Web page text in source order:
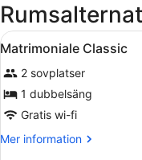
Öppna
alla
foton
för
Matrimoniale
Classic
4
Matrimoniale Classic
2 sovplatser
1 dubbelsäng
Gratis wi-fi
Mer information
Mer